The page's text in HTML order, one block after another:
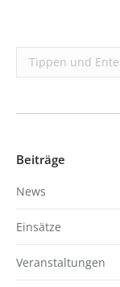
Search:
Beiträge
News
Einsätze
Veranstaltungen